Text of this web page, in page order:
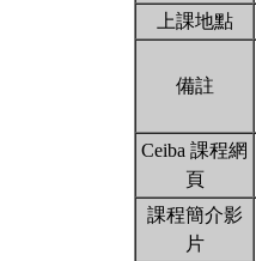
上課地點
備註
Ceiba 課程網
頁
課程簡介影
片